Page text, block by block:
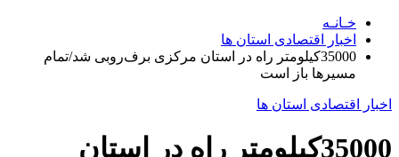
خـانـه
اخبار اقتصادی استان ها
35000کیلومتر راه در استان مرکزی برف‌روبی شد/تمام
مسیرها باز است
اخبار اقتصادی استان ها
35000کیلومتر راه در استان